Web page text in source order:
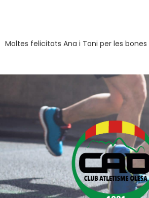
Moltes felicitats Ana i Toni per les